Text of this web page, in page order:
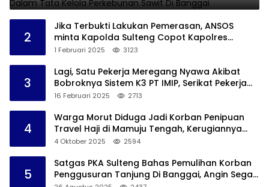
2
Jika Terbukti Lakukan Pemerasan, ANSOS
minta Kapolda Sulteng Copot Kapolres
Bangkep
1 Februari 2025 3123
3
Lagi, Satu Pekerja Meregang Nyawa Akibat
Bobroknya Sistem K3 PT IMIP, Serikat Pekerja
Akan Lakukan Demo
16 Februari 2025 2713
4
Warga Morut Diduga Jadi Korban Penipuan
Travel Haji di Mamuju Tengah, Kerugiannya
Ditaksir Capai Rp 800 juta
4 Oktober 2025 2594
5
Satgas PKA Sulteng Bahas Pemulihan Korban
Penggusuran Tanjung Di Banggai, Angin Segar